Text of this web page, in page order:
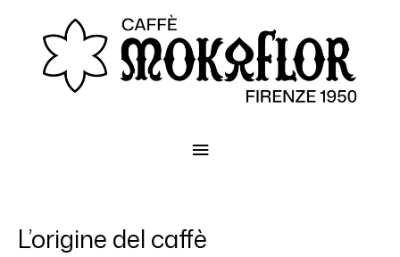
principale
L’origine del caffè